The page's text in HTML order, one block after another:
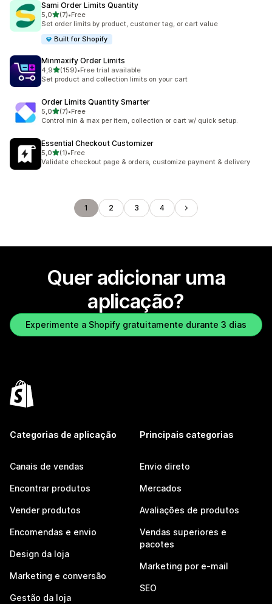
Sami Order Limits Quantity
5,0de 5 estrelas
(7)
7 total de avaliações
•Free
Set order limits by product, customer tag, or cart value
Built for Shopify
Minmaxify Order Limits
4,9de 5 estrelas
(159)
159 total de avaliações
•Free trial available
Set product and collection limits on your cart
Order Limits Quantity Smarter
5,0de 5 estrelas
(7)
7 total de avaliações
•Free
Control min & max per item, collection or cart w/ quick setup.
Essential Checkout Customizer
5,0de 5 estrelas
(1)
1 total de avaliações
•Free
Validate checkout page & orders, customize payment & delivery
1 2 3 4
Quer adicionar uma
aplicação?
Experimente a Shopify gratuitamente durante 3 dias
Categorias de aplicação
Canais de vendas
Encontrar produtos
Vender produtos
Encomendas e envio
Design da loja
Marketing e conversão
Gestão da loja
Principais categorias
Envio direto
Mercados
Avaliações de produtos
Vendas superiores e
pacotes
Marketing por e-mail
SEO